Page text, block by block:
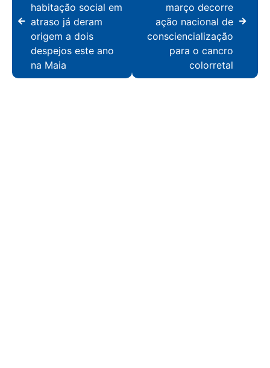
habitação social em
atraso já deram
origem a dois
despejos este ano
na Maia
março decorre
ação nacional de
consciencialização
para o cancro
colorretal